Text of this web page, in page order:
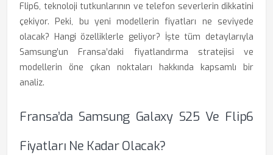
Flip6, teknoloji tutkunlarının ve telefon severlerin dikkatini
çekiyor. Peki, bu yeni modellerin fiyatları ne seviyede
olacak? Hangi özelliklerle geliyor? İşte tüm detaylarıyla
Samsung’un Fransa’daki fiyatlandırma stratejisi ve
modellerin öne çıkan noktaları hakkında kapsamlı bir
analiz.
Fransa’da Samsung Galaxy S25 Ve Flip6
Fiyatları Ne Kadar Olacak?